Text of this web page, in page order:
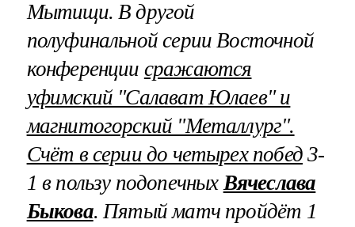
Мытищи. В другой
полуфинальной серии Восточной
конференции сражаются
уфимский "Салават Юлаев" и
магнитогорский "Металлург".
Счёт в серии до четырех побед3-
1 в пользу подопечныхВячеслава
Быкова. Пятый матч пройдёт 1